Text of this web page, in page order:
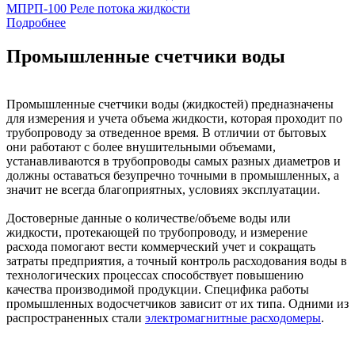
МПРП-100 Реле потока жидкости
Подробнее
Промышленные счетчики воды
Промышленные счетчики воды (жидкостей) предназначены
для измерения и учета объема жидкости, которая проходит по
трубопроводу за отведенное время. В отличии от бытовых
они работают с более внушительными объемами,
устанавливаются в трубопроводы самых разных диаметров и
должны оставаться безупречно точными в промышленных, а
значит не всегда благоприятных, условиях эксплуатации.
Достоверные данные о количестве/объеме воды или
жидкости, протекающей по трубопроводу, и измерение
расхода помогают вести коммерческий учет и сокращать
затраты предприятия, а точный контроль расходования воды в
технологических процессах способствует повышению
качества производимой продукции. Специфика работы
промышленных водосчетчиков зависит от их типа. Одними из
распространенных стали электромагнитные расходомеры.